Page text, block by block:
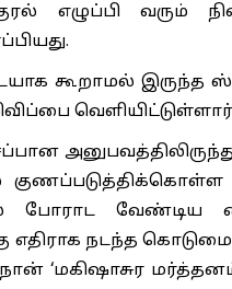
எழுப்பி வரும்
கூறாமல் இருந்த
போராட வேண்டிய
எதிராக நடந்த
‘மகிஷாசுர